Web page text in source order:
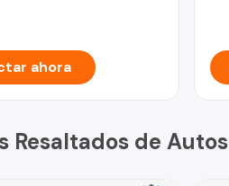
ahora
Resaltados de Autos